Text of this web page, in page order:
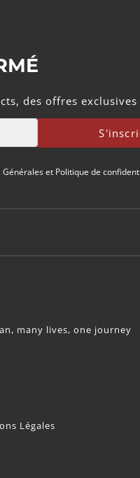
des offres exclusives
Généraleset Politique de
many lives, one journey
Légales